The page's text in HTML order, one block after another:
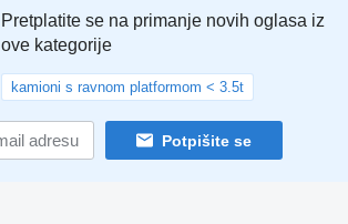
Pretplatite se na primanje novih oglasa iz
ove kategorije
kamioni s ravnom platformom < 3.5t
Potpišite se